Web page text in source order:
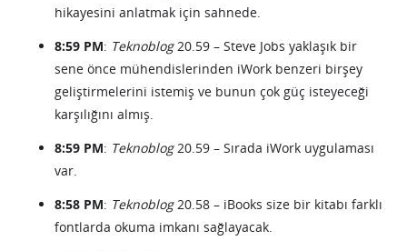
hikayesini anlatmak için sahnede.
8:59 PM: Teknoblog20.59 – Steve Jobs yaklaşık bir
sene önce mühendislerinden iWork benzeri birşey
geliştirmelerini istemiş ve bunun çok güç isteyeceği
karşılığını almış.
8:59 PM: Teknoblog20.59 – Sırada iWork uygulaması
var.
8:58 PM: Teknoblog20.58 – iBooks size bir kitabı farklı
fontlarda okuma imkanı sağlayacak.